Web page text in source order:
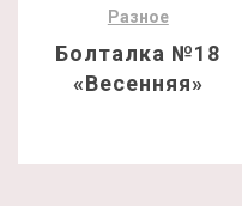
Разное
Болталка №18
«Весенняя»